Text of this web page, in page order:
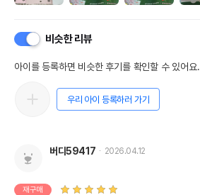
비슷한 리뷰
아이를 등록하면 비슷한 후기를 확인할 수 있어요.
우리 아이 등록하러 가기
버디59417 2026.04.12
재구매